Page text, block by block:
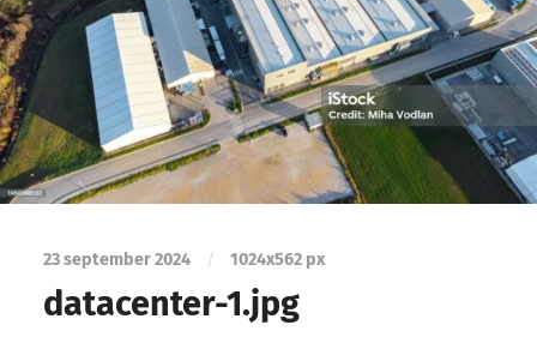
23 september 2024 / 1024x562 px
datacenter-1.jpg